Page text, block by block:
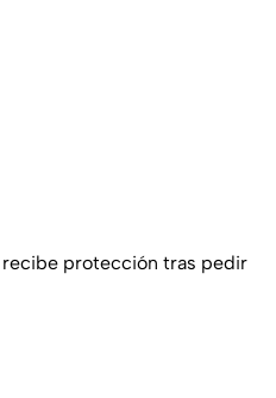
recibe protección tras pedir